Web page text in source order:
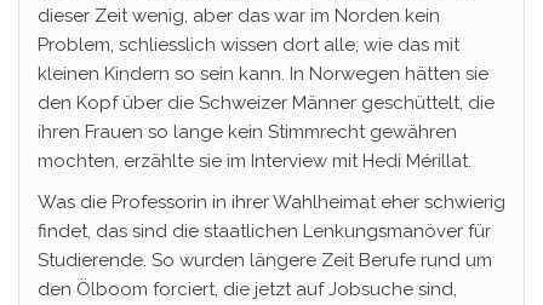
dieser Zeit wenig, aber das war im Norden kein
Problem, schliesslich wissen dort alle, wie das mit
kleinen Kindern so sein kann. In Norwegen hätten sie
den Kopf über die Schweizer Männer geschüttelt, die
ihren Frauen so lange kein Stimmrecht gewähren
mochten, erzählte sie im Interview mit Hedi Mérillat.
Was die Professorin in ihrer Wahlheimat eher schwierig
findet, das sind die staatlichen Lenkungsmanöver für
Studierende. So wurden längere Zeit Berufe rund um
den Ölboom forciert, die jetzt auf Jobsuche sind,